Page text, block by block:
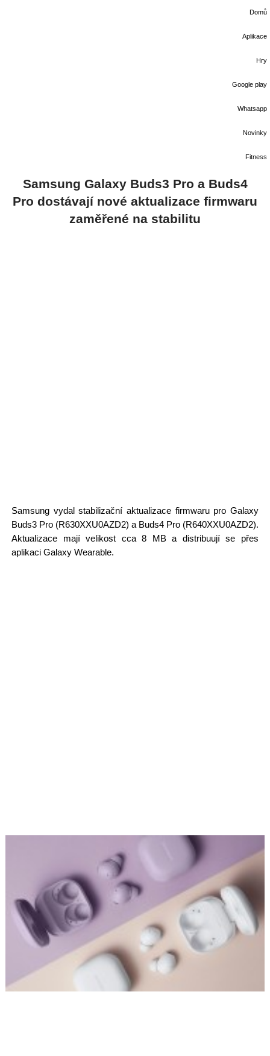
Domů
Aplikace
Hry
Google play
Whatsapp
Novinky
Fitness
Samsung Galaxy Buds3 Pro a Buds4
Pro dostávají nové aktualizace firmwaru
zaměřené na stabilitu
Samsung vydal stabilizační aktualizace firmwaru pro Galaxy
Buds3 Pro (R630XXU0AZD2) a Buds4 Pro (R640XXU0AZD2).
Aktualizace mají velikost cca 8 MB a distribuují se přes
aplikaci Galaxy Wearable.